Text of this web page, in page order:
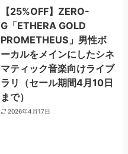
【25%OFF】ZERO-
G「ETHERA GOLD
PROMETHEUS」男性ボ
ーカルをメインにしたシネ
マティック音楽向けライブ
ラリ（セール期間4月10日
まで）
2026年4月17日